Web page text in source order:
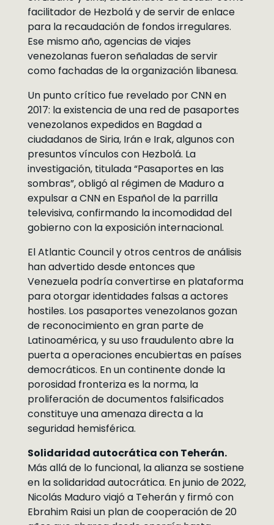
facilitador de Hezbolá y de servir de enlace
para la recaudación de fondos irregulares.
Ese mismo año, agencias de viajes
venezolanas fueron señaladas de servir
como fachadas de la organización libanesa.
Un punto crítico fue revelado por CNN en
2017: la existencia de una red de pasaportes
venezolanos expedidos en Bagdad a
ciudadanos de Siria, Irán e Irak, algunos con
presuntos vínculos con Hezbolá. La
investigación, titulada “Pasaportes en las
sombras”, obligó al régimen de Maduro a
expulsar a CNN en Español de la parrilla
televisiva, confirmando la incomodidad del
gobierno con la exposición internacional.
El Atlantic Council y otros centros de análisis
han advertido desde entonces que
Venezuela podría convertirse en plataforma
para otorgar identidades falsas a actores
hostiles. Los pasaportes venezolanos gozan
de reconocimiento en gran parte de
Latinoamérica, y su uso fraudulento abre la
puerta a operaciones encubiertas en países
democráticos. En un continente donde la
porosidad fronteriza es la norma, la
proliferación de documentos falsificados
constituye una amenaza directa a la
seguridad hemisférica.
Solidaridad autocrática con Teherán.
Más allá de lo funcional, la alianza se sostiene
en la solidaridad autocrática. En junio de 2022,
Nicolás Maduro viajó a Teherán y firmó con
Ebrahim Raisi un plan de cooperación de 20